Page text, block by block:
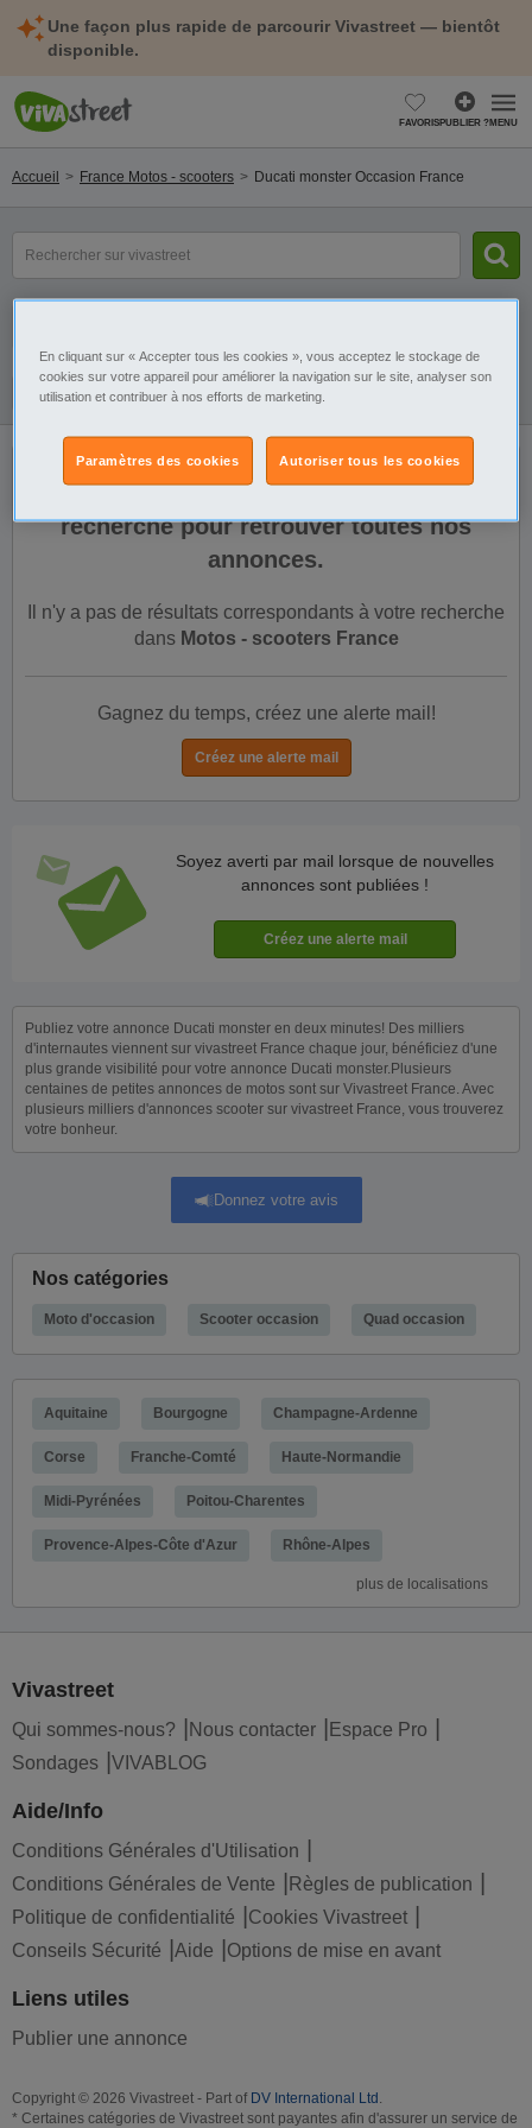
Une façon plus rapide de parcourir Vivastreet — bientôt
disponible.
FAVORISPUBLIER ?MENU
Accueil France Motos - scooters Ducati monster Occasion France
un
modèle,
une
cylindrée...
Filtres Galerie
Il n'y a pas de résultats. Élargissez votre
recherche pour retrouver toutes nos
annonces.
Il n'y a pas de résultats correspondants à votre recherche
dans Motos - scooters France
Gagnez du temps, créez une alerte mail!
Soyez averti par mail lorsque de nouvelles
annonces sont publiées !
Publiez votre annonce Ducati monster en deux minutes! Des milliers
d'internautes viennent sur vivastreet France chaque jour, bénéficiez d'une
plus grande visibilité pour votre annonce Ducati monster.Plusieurs
centaines de petites annonces de motos sont sur Vivastreet France. Avec
plusieurs milliers d'annonces scooter sur vivastreet France, vous trouverez
votre bonheur.
Donnez votre avis
Nos catégories
Moto d'occasion Scooter occasion Quad occasion
Aquitaine Bourgogne Champagne-Ardenne
Corse Franche-Comté Haute-Normandie
Midi-Pyrénées Poitou-Charentes
Provence-Alpes-Côte d'Azur Rhône-Alpes
plus de localisations
Vivastreet
Qui sommes-nous? Nous contacter
Espace Pro
Sondages
VIVABLOG
Aide/Info
Conditions Générales d'Utilisation
Conditions Générales de Vente
Règles de publication
Politique de confidentialité
Cookies Vivastreet
Conseils Sécurité
Aide Options de mise en avant
Liens utiles
Publier une annonce
Copyright © 2026 Vivastreet - Part of DV International Ltd .
* Certaines catégories de Vivastreet sont payantes afin d'assurer un service de
En cliquant sur « Accepter tous les cookies », vous acceptez le stockage de
cookies sur votre appareil pour améliorer la navigation sur le site, analyser son
utilisation et contribuer à nos efforts de marketing.
Autoriser tous les cookies
Paramètres des cookies